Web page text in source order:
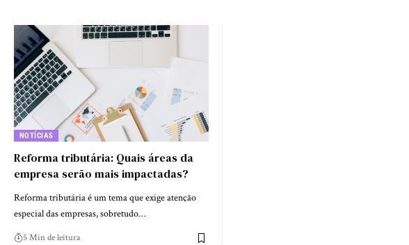
NOTÍCIAS
Reforma tributária: Quais áreas da
empresa serão mais impactadas?
Reforma tributária é um tema que exige atenção
especial das empresas, sobretudo…
5 Min de leitura